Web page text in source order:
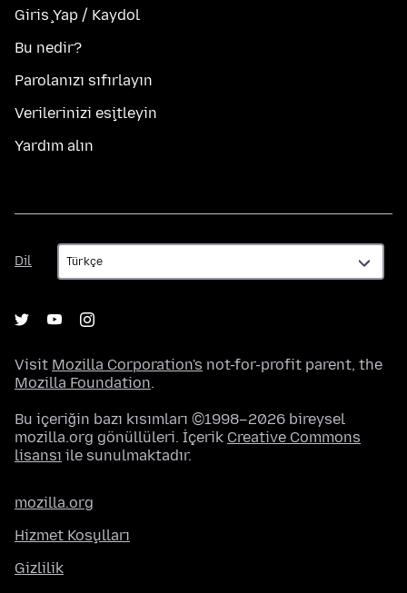
Giriş Yap / Kaydol
Bu nedir?
Parolanızı sıfırlayın
Verilerinizi eşitleyin
Yardım alın
Dil
Dil
Visit Mozilla Corporation's not-for-profit parent, the
Mozilla Foundation.
Bu içeriğin bazı kısımları ©1998–2026 bireysel
mozilla.org gönüllüleri. İçerik Creative Commons
lisansı ile sunulmaktadır.
mozilla.org
Hizmet Koşulları
Gizlilik